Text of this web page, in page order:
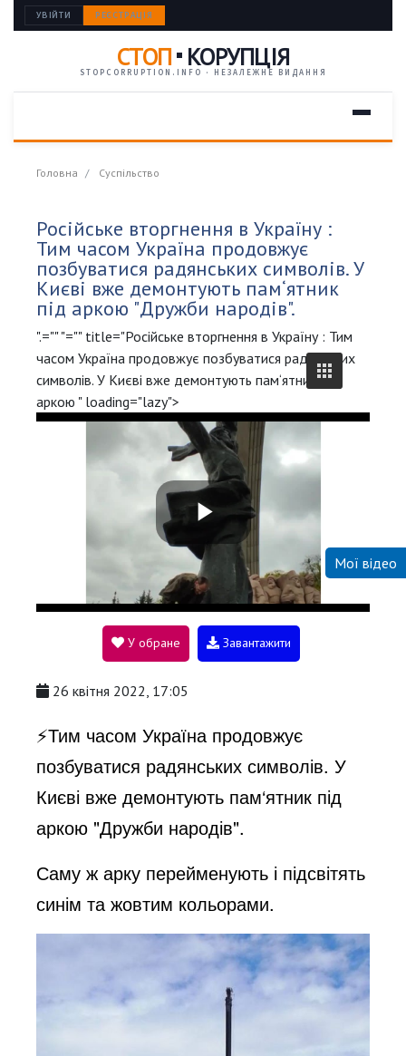
УВІЙТИ РЕЄСТРАЦІЯ
СТОП КОРУПЦІЯ
STOPCORRUPTION.INFO · НЕЗАЛЕЖНЕ ВИДАННЯ
Головна Суспільство
Російське вторгнення в Україну :
Тим часом Україна продовжує
позбуватися радянських символів. У
Києві вже демонтують пам‘ятник
під аркою "Дружби народів".
".="" "="" title="Російське вторгнення в Україну : Тим
часом Україна продовжує позбуватися радянських
символів. У Києві вже демонтують пам‘ятник під
аркою " loading="lazy">
P
l
a
y
V
i
d
e
У обране Завантажити
26 квітня 2022, 17:05
⚡️Тим часом Україна продовжує
позбуватися радянських символів. У
Києві вже демонтують пам‘ятник під
аркою "Дружби народів".
Саму ж арку перейменують і підсвітять
синім та жовтим кольорами.
Мої відео